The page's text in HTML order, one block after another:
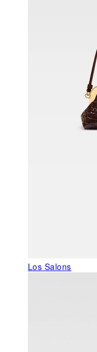
Los Salons